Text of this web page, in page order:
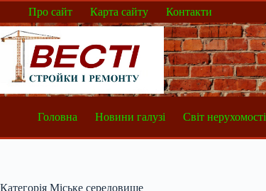
Перейти
вмісту
Про сайт Карта сайту Контакти
Головна Новини галузі Світ нерухомості
Категорія Міське середовище